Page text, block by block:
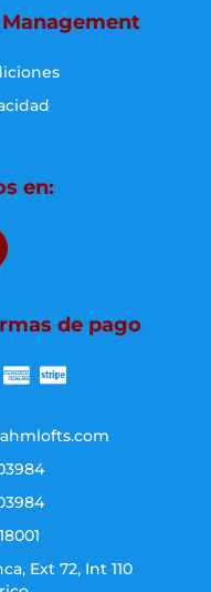
en:
de pago
Ext 72, Int 110